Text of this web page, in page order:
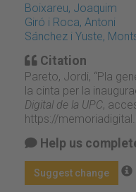
Boixareu, Joaquim
Giró i Roca, Antoni
Sánchez i Yuste,
Citation
Pareto, Jordi, “Pla
la cinta per la
Digital de la UPC,
https://
Help us
Suggest change